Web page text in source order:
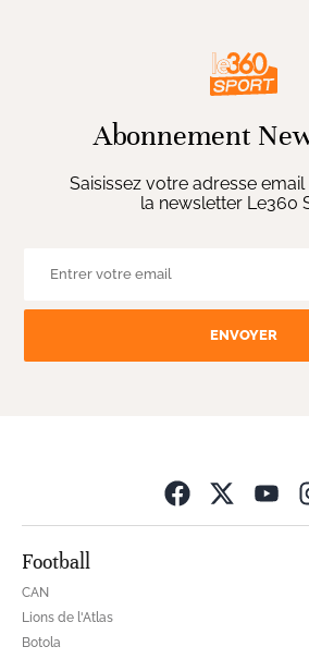
Abonnement
Saisissez votre adresse
la newsletter Le360
ENVOYER
Football
CAN
Lions de l'Atlas
Botola